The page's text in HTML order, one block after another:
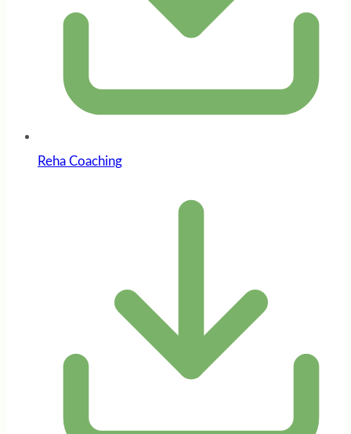
Reha Coaching